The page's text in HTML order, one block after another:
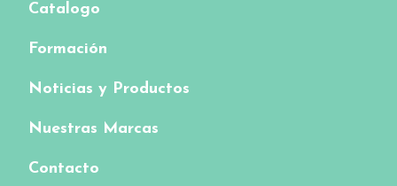
Catalogo
Formación
Noticias y Productos
Nuestras Marcas
Contacto